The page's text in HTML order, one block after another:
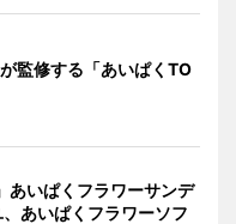
監修する「あいぱくTO
あいぱくフラワーサンデ
あいぱくフラワーソフ